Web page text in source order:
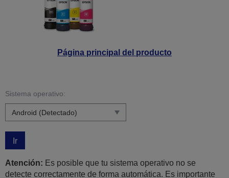
Página principal del producto
Sistema operativo:
Ir
Atención: Es posible que tu sistema operativo no se
detecte correctamente de forma automática. Es importante